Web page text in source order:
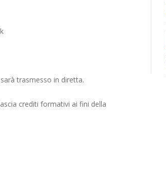
trasmesso in diretta.
crediti formativi ai fini della